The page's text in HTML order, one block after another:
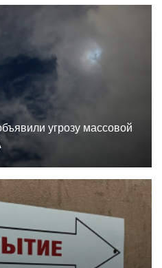
угрозу массовой